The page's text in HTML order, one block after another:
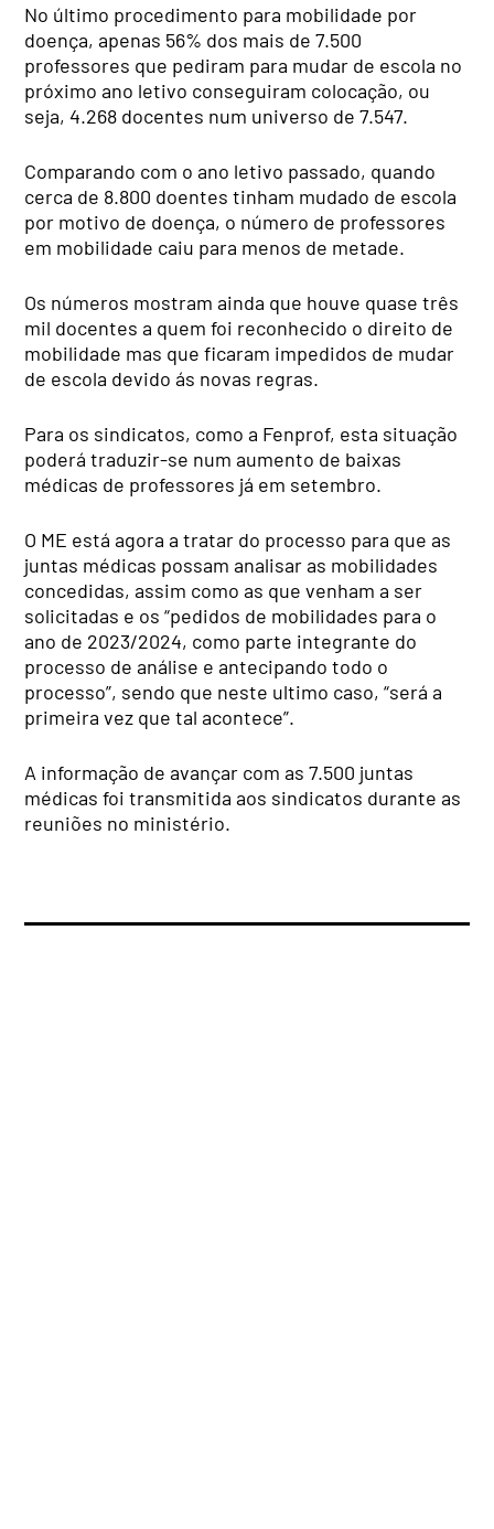
No último procedimento para mobilidade por
doença, apenas 56% dos mais de 7.500
professores que pediram para mudar de escola no
próximo ano letivo conseguiram colocação, ou
seja, 4.268 docentes num universo de 7.547.
Comparando com o ano letivo passado, quando
cerca de 8.800 doentes tinham mudado de escola
por motivo de doença, o número de professores
em mobilidade caiu para menos de metade.
Os números mostram ainda que houve quase três
mil docentes a quem foi reconhecido o direito de
mobilidade mas que ficaram impedidos de mudar
de escola devido ás novas regras.
Para os sindicatos, como a Fenprof, esta situação
poderá traduzir-se num aumento de baixas
médicas de professores já em setembro.
O ME está agora a tratar do processo para que as
juntas médicas possam analisar as mobilidades
concedidas, assim como as que venham a ser
solicitadas e os “pedidos de mobilidades para o
ano de 2023/2024, como parte integrante do
processo de análise e antecipando todo o
processo”, sendo que neste ultimo caso, “será a
primeira vez que tal acontece”.
A informação de avançar com as 7.500 juntas
médicas foi transmitida aos sindicatos durante as
reuniões no ministério.